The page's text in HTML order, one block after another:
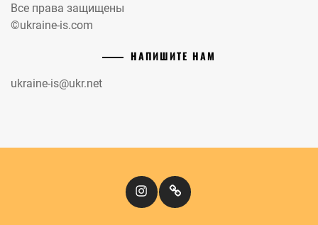
Все права защищены
©ukraine-is.com
НАПИШИТЕ НАМ
ukraine-is@ukr.net
InstagramКіномандри